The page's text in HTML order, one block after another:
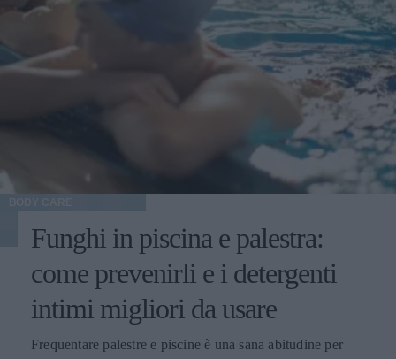
Funghi in piscina e palestra:
come prevenirli e i detergenti
intimi migliori da usare
Frequentare palestre e piscine è una sana abitudine per